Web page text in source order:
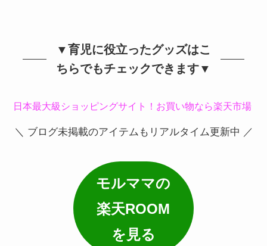
▼育児に役立ったグッズはこ
ちらでもチェックできます▼
日本最大級ショッピングサイト！お買い物なら楽天市場
＼ ブログ未掲載のアイテムもリアルタイム更新中 ／
モルママの
楽天ROOM
を見る